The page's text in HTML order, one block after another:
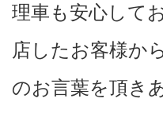
理車も安心して
店したお客様か
のお言葉を頂き